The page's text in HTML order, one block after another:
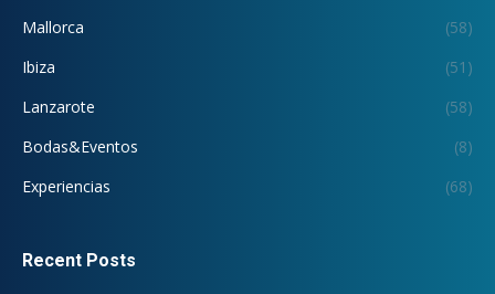
Mallorca
(58)
Ibiza
(51)
Lanzarote
(58)
Bodas&Eventos
(8)
Experiencias
(68)
Recent Posts